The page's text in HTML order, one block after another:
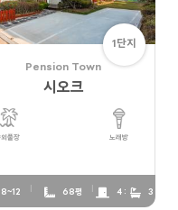
1단지
Pension Town
시오크
외풀장 노래방
8~12 68평 4 : 3